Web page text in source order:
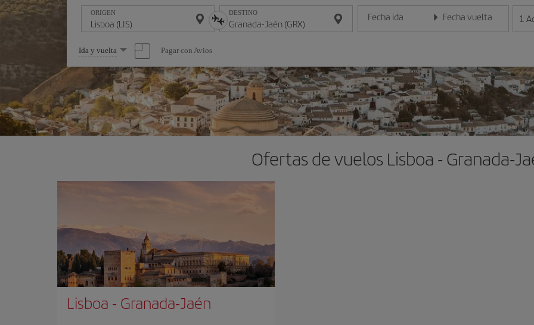
ORIGEN DESTINO Fecha ida
Introduce la fecha en formato día/mes/año
Fecha vuelta
Introduce la fecha en 1
Seleccione
una
opción
Ida y vuelta Pagar con Avios
Ofertas de vuelos Lisboa - Granada-
Lisboa - Granada-Jaén